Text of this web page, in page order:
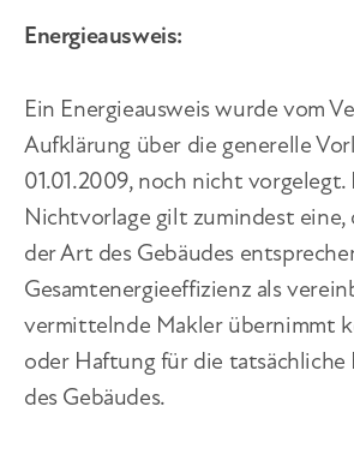
Energieausweis:
Ein Energieausweis wurde vom
Aufklärung über die generelle
01.01.2009, noch nicht vorgelegt.
Nichtvorlage gilt zumindest eine,
der Art des Gebäudes
Gesamtenergieeffizienz als
vermittelnde Makler übernimmt
oder Haftung für die tatsächliche
des Gebäudes.